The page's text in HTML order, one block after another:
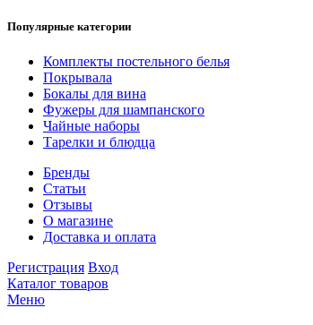
Популярные категории
Комплекты постельного белья
Покрывала
Бокалы для вина
Фужеры для шампанского
Чайные наборы
Тарелки и блюдца
Бренды
Статьи
Отзывы
О магазине
Доставка и оплата
Регистрация Вход
Каталог товаров
Меню